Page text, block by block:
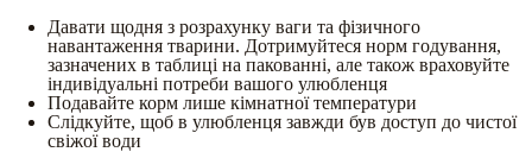
Давати щодня з розрахунку ваги та фізичного
навантаження тварини. Дотримуйтеся норм годування,
зазначених в таблиці на пакованні, але також враховуйте
індивідуальні потреби вашого улюбленця
Подавайте корм лише кімнатної температури
Слідкуйте, щоб в улюбленця завжди був доступ до чистої
свіжої води